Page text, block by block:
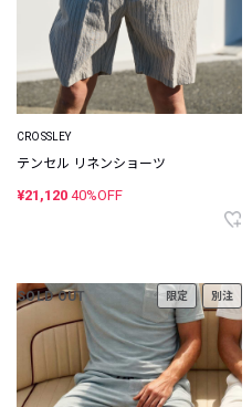
CROSSLEY
テンセル リネンショーツ
¥21,120 40%OFF
SOLD OUT 限定 別注